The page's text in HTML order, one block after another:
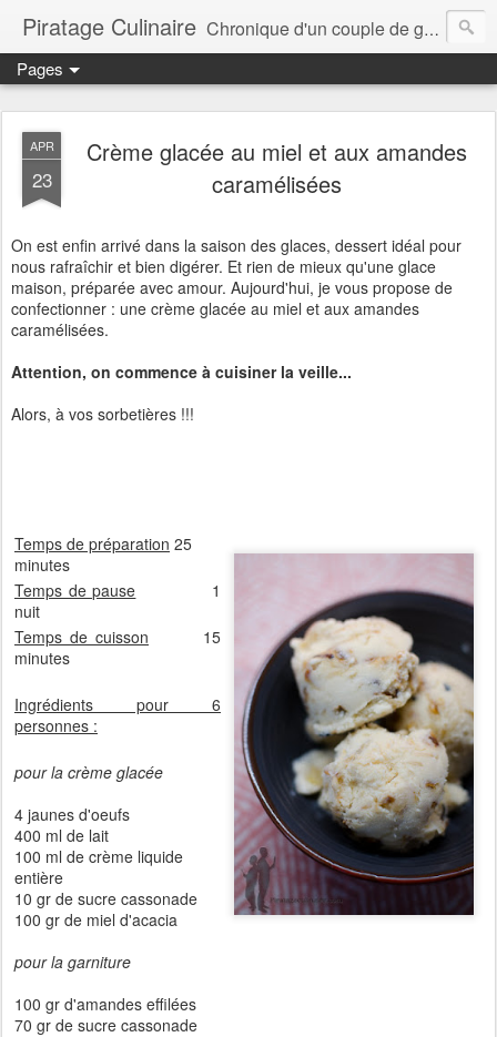
Piratage Culinaire Chronique d'un couple de gourmands
Pages
APR
23
Crème glacée au miel et aux amandes
caramélisées
On est enfin arrivé dans la saison des glaces, dessert idéal pour
nous rafraîchir et bien digérer. Et rien de mieux qu'une glace
maison, préparée avec amour. Aujourd'hui, je vous propose de
confectionner : une crème glacée au miel et aux amandes
caramélisées.
Attention, on commence à cuisiner la veille...
Alors, à vos sorbetières !!!
Temps de préparation 25
minutes
Temps de pause 1
nuit
Temps de cuisson 15
minutes
Ingrédients pour 6
personnes :
pour la crème glacée
4 jaunes d'oeufs
400 ml de lait
100 ml de crème liquide
entière
10 gr de sucre cassonade
100 gr de miel d'acacia
pour la garniture
100 gr d'amandes effilées
70 gr de sucre cassonade